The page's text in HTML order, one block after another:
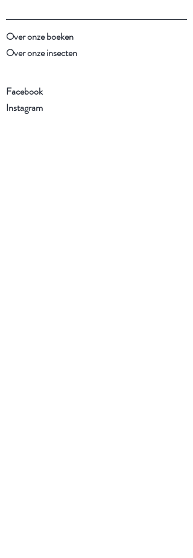
Over onze boeken
Over onze insecten
Facebook
Instagram